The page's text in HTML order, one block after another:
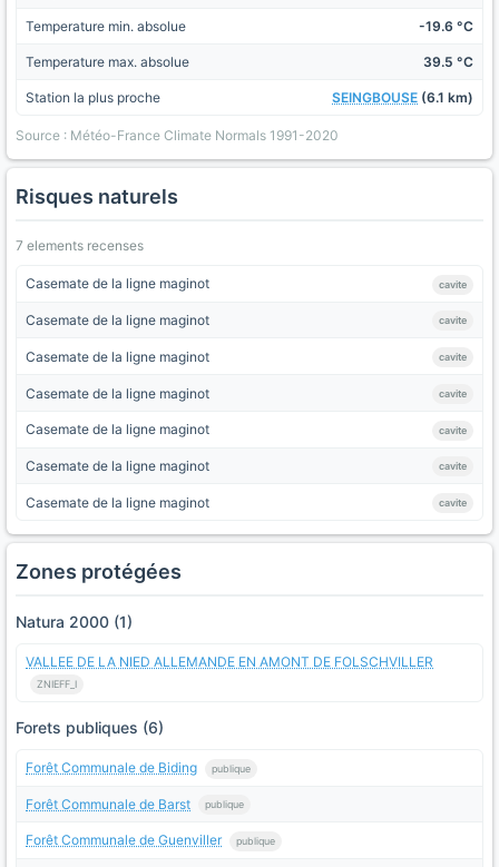
Temperature min. absolue -19.6 °C
Temperature max. absolue 39.5 °C
Station la plus proche SEINGBOUSE (6.1 km)
Source : Météo-France Climate Normals 1991-2020
Risques naturels
7 elements recenses
Casemate de la ligne maginot cavite
Casemate de la ligne maginot cavite
Casemate de la ligne maginot cavite
Casemate de la ligne maginot cavite
Casemate de la ligne maginot cavite
Casemate de la ligne maginot cavite
Casemate de la ligne maginot cavite
Zones protégées
Natura 2000 (1)
VALLEE DE LA NIED ALLEMANDE EN AMONT DE FOLSCHVILLER
ZNIEFF_I
Forets publiques (6)
Forêt Communale de Biding publique
Forêt Communale de Barst publique
Forêt Communale de Guenviller publique